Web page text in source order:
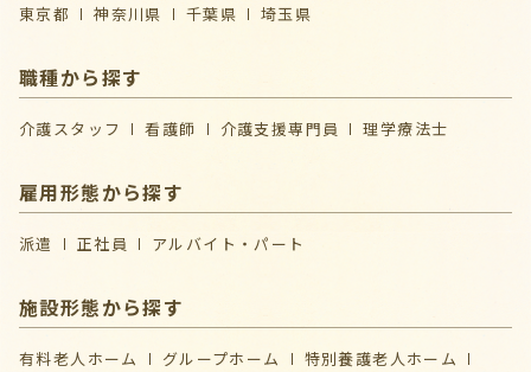
東京都 神奈川県 千葉県 埼玉県
職種から探す
介護スタッフ 看護師 介護支援専門員 理学療法士
雇用形態から探す
派遣 正社員 アルバイト・パート
施設形態から探す
有料老人ホーム グループホーム
特別養護老人ホーム